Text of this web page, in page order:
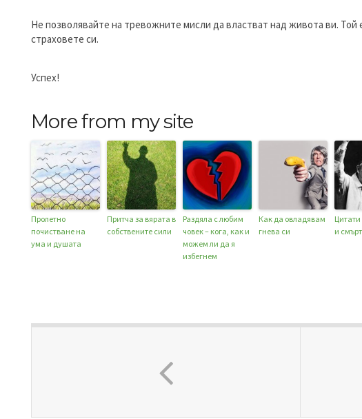
Не позволявайте на тревожните мисли да властват над живота ви. Той
страховете си.
Успех!
More from my site
Пролетно
почистване на
ума и душата
Притча за вярата в
собствените сили
Раздяла с любим
човек – кога, как и
можем ли да я
избегнем
Как да овладявам
гнева си
и